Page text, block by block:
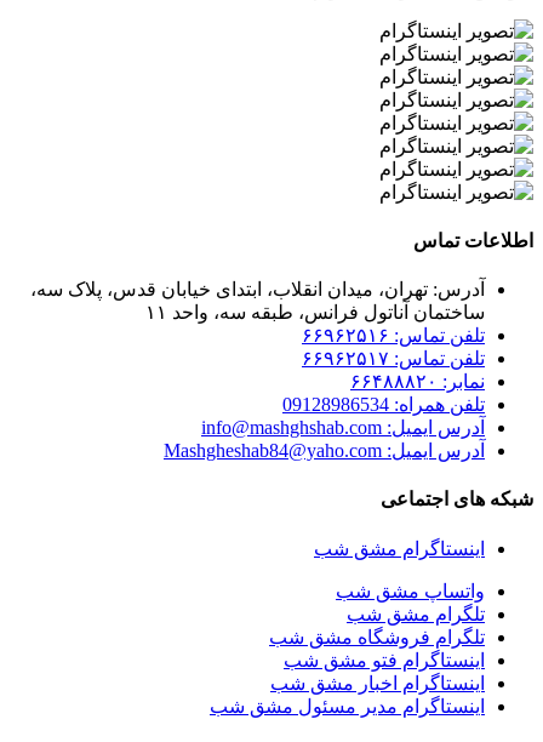
اطلاعات تماس
آدرس: تهران، میدان انقلاب، ابتدای خیابان قدس، پلاک سه،
ساختمان آناتول فرانس، طبقه سه، واحد ۱۱
تلفن تماس: ۶۶۹۶۲۵۱۶
تلفن تماس: ۶۶۹۶۲۵۱۷
نمابر: ۶۶۴۸۸۸۲۰
تلفن همراه: 09128986534
آدرس ایمیل: info@mashghshab.com
آدرس ایمیل: Mashgheshab84@yaho.com
شبکه های اجتماعی
اینستاگرام مشق شب
واتساپ مشق شب
تلگرام مشق شب
تلگرام فروشگاه مشق شب
اینستاگرام فتو مشق شب
اینستاگرام اخبار مشق شب
اینستاگرام مدیر مسئول مشق شب